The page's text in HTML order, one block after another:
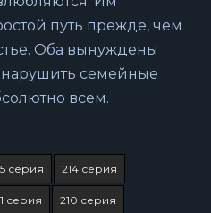
путь прежде, чем
Оба вынуждены
семейные
всем.
серия 214 серия
серия 210 серия